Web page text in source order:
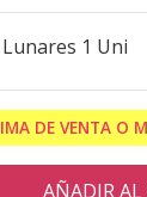
1 Uni
DE VENTA O